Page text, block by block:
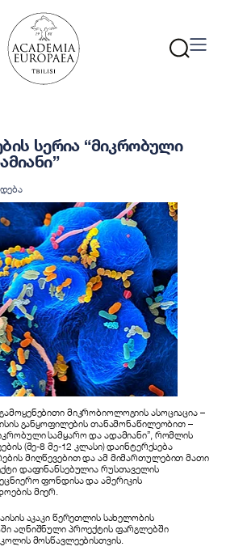
სერია “მიკრობული
მიკრობიოლოგიის ასოციაცია –
განყოფილების თანამონაწილეობით –
სამყარო და ადამიანი”, რომლის
(მე-8 მე-12 კლასი) დაინტერესება
მიღწევებით და ამ მიმართულებით მათი
დაფინანსებულია რუსთაველის
ფონდისა და ამერიკის
მიერ.
აკაკი წერეთლის სახელობის
აღნიშნული პროექტის ფარგლებში
მოსწავლეებისთვის.